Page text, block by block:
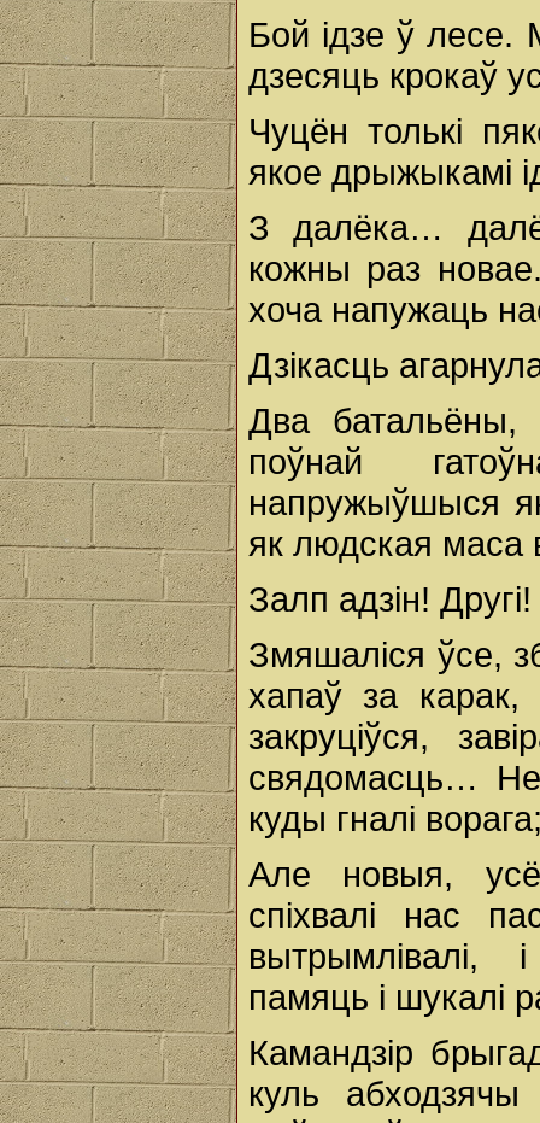
Бой ідзе ў лесе.
дзесяць крокаў
Чуцён толькі
якое дрыжыкамі
З далёка…
кожны раз
хоча напужаць
Дзікасць
Два батальёны,
поўнай
напружыўшыся
як людская маса
Залп адзін!
Змяшаліся ўсе,
хапаў за
закруціўся,
свядомасць… Не
куды гналі
Але новыя,
спіхвалі нас
вытрымлівалі,
памяць і шукалі
Камандзір
куль абходзячы